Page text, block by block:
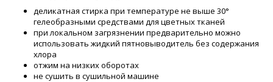
деликатная стирка при температуре не выше 30°
гелеобразными средствами для цветных тканей
при локальном загрязнении предварительно можно
использовать жидкий пятновыводитель без содержания
хлора
отжим на низких оборотах
не сушить в сушильной машине